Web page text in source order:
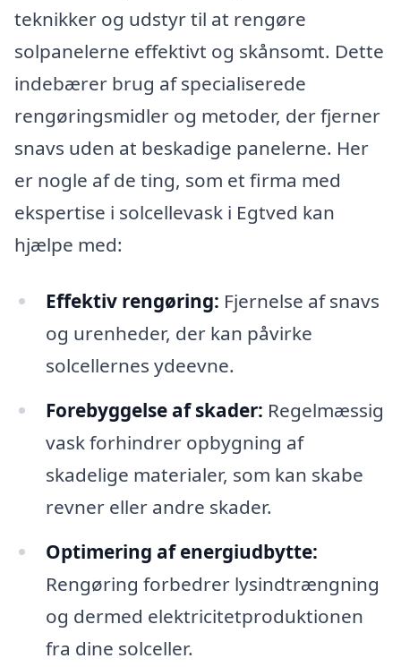
teknikker og udstyr til at rengøre
solpanelerne effektivt og skånsomt. Dette
indebærer brug af specialiserede
rengøringsmidler og metoder, der fjerner
snavs uden at beskadige panelerne. Her
er nogle af de ting, som et firma med
ekspertise i solcellevask i Egtved kan
hjælpe med:
Effektiv rengøring: Fjernelse af snavs
og urenheder, der kan påvirke
solcellernes ydeevne.
Forebyggelse af skader: Regelmæssig
vask forhindrer opbygning af
skadelige materialer, som kan skabe
revner eller andre skader.
Optimering af energiudbytte:
Rengøring forbedrer lysindtrængning
og dermed elektricitetproduktionen
fra dine solceller.